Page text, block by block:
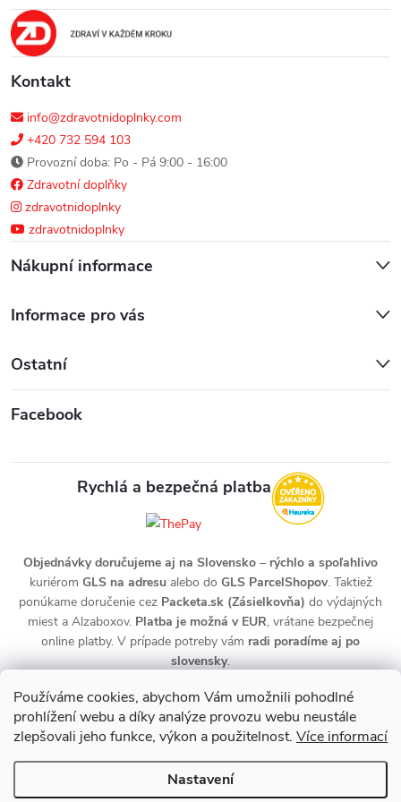
Používáme cookies, abychom Vám umožnili pohodlné
prohlížení webu a díky analýze provozu webu neustále
zlepšovali jeho funkce, výkon a použitelnost. Více informací
Nastavení
Kontakt
info@zdravotnidoplnky.com
+420 732 594 103
Provozní doba: Po - Pá 9:00 - 16:00
Zdravotní doplňky
zdravotnidoplnky
zdravotnidoplnky
Nákupní informace
Informace pro vás
Ostatní
Facebook
Rychlá a bezpečná platba
Objednávky doručujeme aj na Slovensko – rýchlo a spoľahlivo
kuriérom GLS na adresualebo do GLS ParcelShopov. Taktiež
ponúkame doručenie cez Packeta.sk (Zásielkovňa) do výdajných
miest a Alzaboxov. Platba je možná v EUR, vrátane bezpečnej
online platby. V prípade potreby vám radi poradíme aj po
slovensky.
Copyright 2026zdravotnidoplnky.com. Všechna práva vyhrazena.